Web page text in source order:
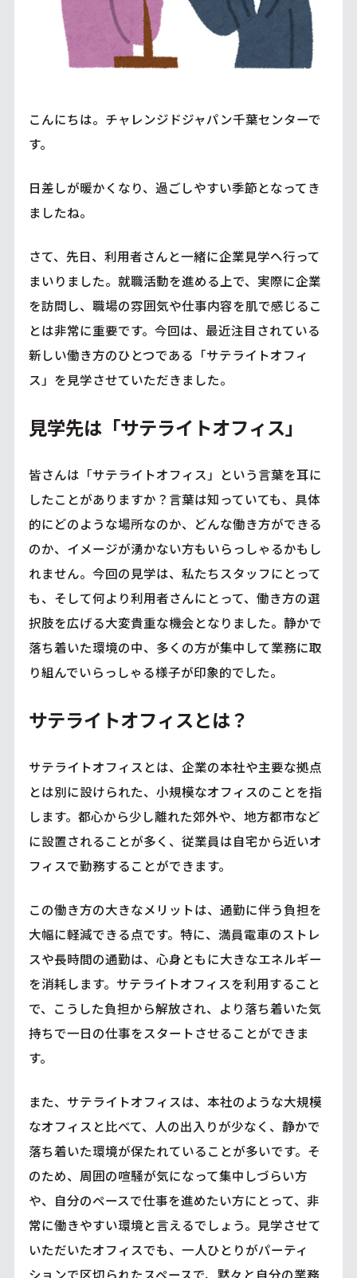
こんにちは。チャレンジドジャパン千葉センターで
す。
日差しが暖かくなり、過ごしやすい季節となってき
ましたね。
さて、先日、利用者さんと一緒に企業見学へ行って
まいりました。就職活動を進める上で、実際に企業
を訪問し、職場の雰囲気や仕事内容を肌で感じるこ
とは非常に重要です。今回は、最近注目されている
新しい働き方のひとつである「サテライトオフィ
ス」を見学させていただきました。
見学先は「サテライトオフィス」
皆さんは「サテライトオフィス」という言葉を耳に
したことがありますか？言葉は知っていても、具体
的にどのような場所なのか、どんな働き方ができる
のか、イメージが湧かない方もいらっしゃるかもし
れません。今回の見学は、私たちスタッフにとって
も、そして何より利用者さんにとって、働き方の選
択肢を広げる大変貴重な機会となりました。静かで
落ち着いた環境の中、多くの方が集中して業務に取
り組んでいらっしゃる様子が印象的でした。
サテライトオフィスとは？
サテライトオフィスとは、企業の本社や主要な拠点
とは別に設けられた、小規模なオフィスのことを指
します。都心から少し離れた郊外や、地方都市など
に設置されることが多く、従業員は自宅から近いオ
フィスで勤務することができます。
この働き方の大きなメリットは、通勤に伴う負担を
大幅に軽減できる点です。特に、満員電車のストレ
スや長時間の通勤は、心身ともに大きなエネルギー
を消耗します。サテライトオフィスを利用すること
で、こうした負担から解放され、より落ち着いた気
持ちで一日の仕事をスタートさせることができま
す。
また、サテライトオフィスは、本社のような大規模
なオフィスと比べて、人の出入りが少なく、静かで
落ち着いた環境が保たれていることが多いです。そ
のため、周囲の喧騒が気になって集中しづらい方
や、自分のペースで仕事を進めたい方にとって、非
常に働きやすい環境と言えるでしょう。見学させて
いただいたオフィスでも、一人ひとりがパーティ
ションで区切られたスペースで、黙々と自分の業務